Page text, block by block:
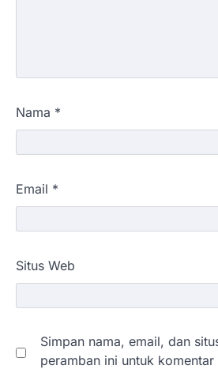
Nama *
Email *
Situs Web
Simpan nama, email, dan
peramban ini untuk